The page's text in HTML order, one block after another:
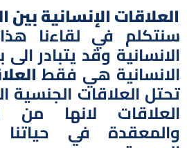
العلاقات الإنسانية
سنتكلم في لقاءنا
الانسانية وقد يتبادر الى
الانسانية هي فقط
تحتل العلاقات الجنسية
العلاقات لانها من
والمعقدة في